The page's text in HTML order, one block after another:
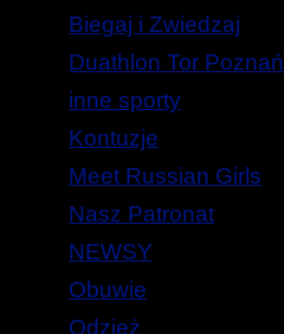
Biegaj i Zwiedzaj
Duathlon Tor Poznań
inne sporty
Kontuzje
Meet Russian Girls
Nasz Patronat
NEWSY
Obuwie
Odzież